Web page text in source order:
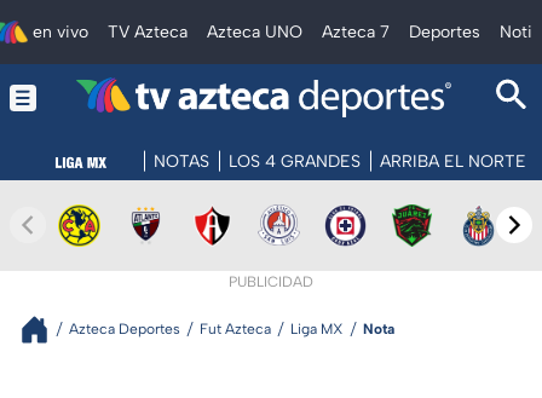
en vivo TV Azteca Azteca UNO Azteca 7 Deportes
NOTAS LOS 4 GRANDES ARRIBA EL NORTE
PUBLICIDAD
Azteca Deportes Fut Azteca Liga MX Nota